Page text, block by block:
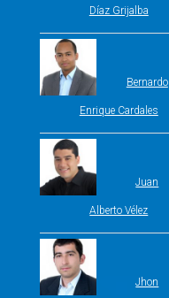
Díaz Grijalba
Bernardo
Enrique Cardales
Juan
Alberto Vélez
Jhon